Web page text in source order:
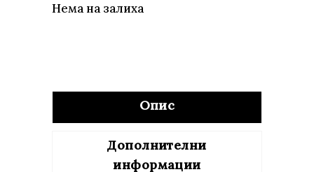
Нема на залиха
Опис
Дополнителни
информации